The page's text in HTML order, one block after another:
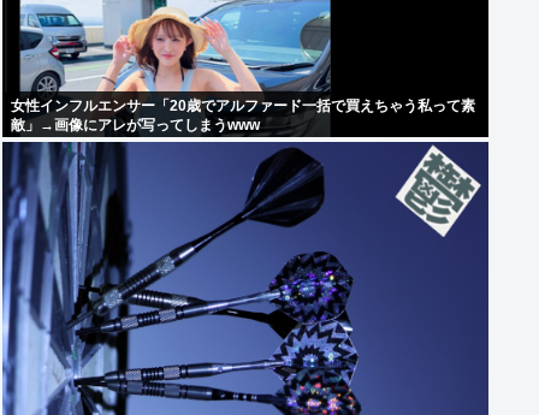
女性インフルエンサー「20歳でアルファード一括で買えちゃう私って素
敵」→画像にアレが写ってしまうwww